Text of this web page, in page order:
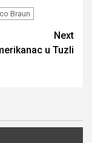
Braun
Next
u Tuzli